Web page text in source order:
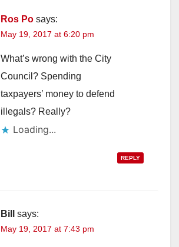
Ros Po says:
May 19, 2017 at 6:20 pm
What’s wrong with the City
Council? Spending
taxpayers’ money to defend
illegals? Really?
Loading...
REPLY
Bill says:
May 19, 2017 at 7:43 pm